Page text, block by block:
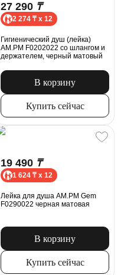
27 290 ₸
2 274 ₸ x 12
Гигиенический душ (лейка)
АM.PM F0202022 со шлангом и
держателем, черный матовый
В корзину
Купить сейчас
19 490 ₸
1 624 ₸ x 12
Лейка для душа AM.PM Gem
F0290022 черная матовая
В корзину
Купить сейчас